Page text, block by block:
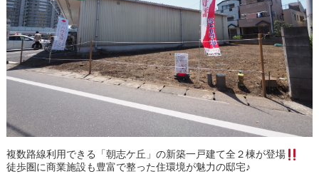
複数路線利用できる「朝志ケ丘」の新築一戸建て全２棟が登場
徒歩圏に商業施設も豊富で整った住環境が魅力の邸宅♪